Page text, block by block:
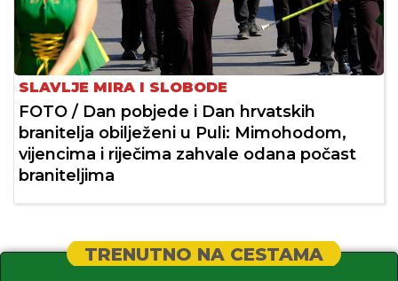
SLAVLJE MIRA I SLOBODE
FOTO / Dan pobjede i Dan hrvatskih
branitelja obilježeni u Puli: Mimohodom,
vijencima i riječima zahvale odana počast
braniteljima
TRENUTNO NA CESTAMA